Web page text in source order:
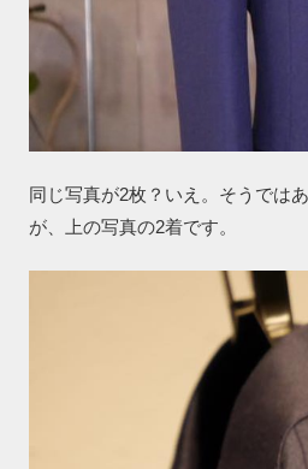
同じ写真が2枚？いえ。そうでは
が、上の写真の2着です。